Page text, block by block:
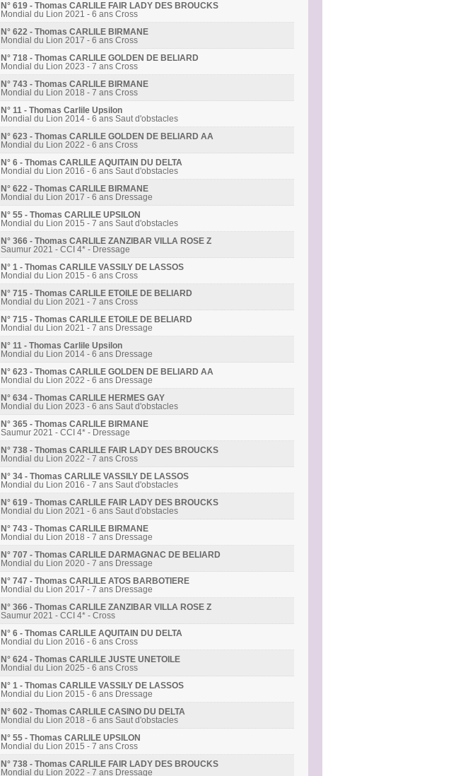
N° 619 - Thomas CARLILE FAIR LADY DES BROUCKS
Mondial du Lion 2021 - 6 ans Cross
N° 622 - Thomas CARLILE BIRMANE
Mondial du Lion 2017 - 6 ans Cross
N° 718 - Thomas CARLILE GOLDEN DE BELIARD
Mondial du Lion 2023 - 7 ans Cross
N° 743 - Thomas CARLILE BIRMANE
Mondial du Lion 2018 - 7 ans Cross
N° 11 - Thomas Carlile Upsilon
Mondial du Lion 2014 - 6 ans Saut d'obstacles
N° 623 - Thomas CARLILE GOLDEN DE BELIARD AA
Mondial du Lion 2022 - 6 ans Cross
N° 6 - Thomas CARLILE AQUITAIN DU DELTA
Mondial du Lion 2016 - 6 ans Saut d'obstacles
N° 622 - Thomas CARLILE BIRMANE
Mondial du Lion 2017 - 6 ans Dressage
N° 55 - Thomas CARLILE UPSILON
Mondial du Lion 2015 - 7 ans Saut d'obstacles
N° 366 - Thomas CARLILE ZANZIBAR VILLA ROSE Z
Saumur 2021 - CCI 4* - Dressage
N° 1 - Thomas CARLILE VASSILY DE LASSOS
Mondial du Lion 2015 - 6 ans Cross
N° 715 - Thomas CARLILE ETOILE DE BELIARD
Mondial du Lion 2021 - 7 ans Cross
N° 715 - Thomas CARLILE ETOILE DE BELIARD
Mondial du Lion 2021 - 7 ans Dressage
N° 11 - Thomas Carlile Upsilon
Mondial du Lion 2014 - 6 ans Dressage
N° 623 - Thomas CARLILE GOLDEN DE BELIARD AA
Mondial du Lion 2022 - 6 ans Dressage
N° 634 - Thomas CARLILE HERMES GAY
Mondial du Lion 2023 - 6 ans Saut d'obstacles
N° 365 - Thomas CARLILE BIRMANE
Saumur 2021 - CCI 4* - Dressage
N° 738 - Thomas CARLILE FAIR LADY DES BROUCKS
Mondial du Lion 2022 - 7 ans Cross
N° 34 - Thomas CARLILE VASSILY DE LASSOS
Mondial du Lion 2016 - 7 ans Saut d'obstacles
N° 619 - Thomas CARLILE FAIR LADY DES BROUCKS
Mondial du Lion 2021 - 6 ans Saut d'obstacles
N° 743 - Thomas CARLILE BIRMANE
Mondial du Lion 2018 - 7 ans Dressage
N° 707 - Thomas CARLILE DARMAGNAC DE BELIARD
Mondial du Lion 2020 - 7 ans Dressage
N° 747 - Thomas CARLILE ATOS BARBOTIERE
Mondial du Lion 2017 - 7 ans Dressage
N° 366 - Thomas CARLILE ZANZIBAR VILLA ROSE Z
Saumur 2021 - CCI 4* - Cross
N° 6 - Thomas CARLILE AQUITAIN DU DELTA
Mondial du Lion 2016 - 6 ans Cross
N° 624 - Thomas CARLILE JUSTE UNETOILE
Mondial du Lion 2025 - 6 ans Cross
N° 1 - Thomas CARLILE VASSILY DE LASSOS
Mondial du Lion 2015 - 6 ans Dressage
N° 602 - Thomas CARLILE CASINO DU DELTA
Mondial du Lion 2018 - 6 ans Saut d'obstacles
N° 55 - Thomas CARLILE UPSILON
Mondial du Lion 2015 - 7 ans Cross
N° 738 - Thomas CARLILE FAIR LADY DES BROUCKS
Mondial du Lion 2022 - 7 ans Dressage